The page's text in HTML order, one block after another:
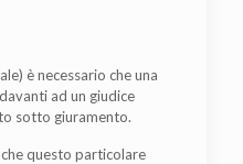
è necessario che una
ad un giudice
sotto giuramento.
questo particolare